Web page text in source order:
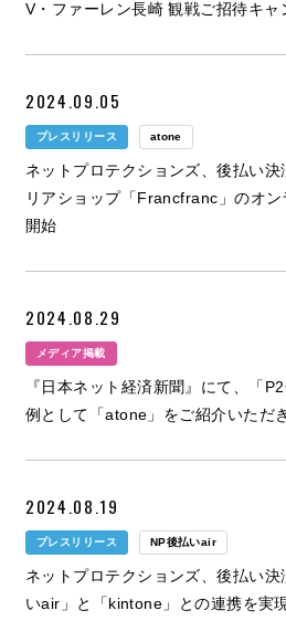
V・ファーレン長崎 観戦ご招待キャ
2024.09.05
プレスリリース atone
ネットプロテクションズ、後払い
リアショップ「Francfranc」のオ
開始
2024.08.29
メディア掲載
『日本ネット経済新聞』にて、「
例として「atone」をご紹介いただ
2024.08.19
プレスリリース NP後払いair
ネットプロテクションズ、後払い
いair」と「kintone」との連携を実